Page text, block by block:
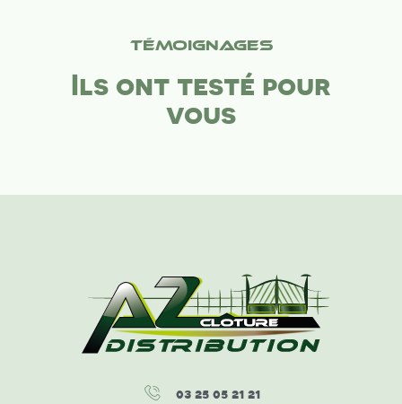
Témoignages
Ils ont testé pour
vous
03 25 05 21 21